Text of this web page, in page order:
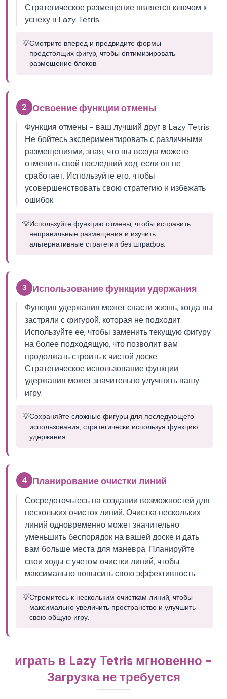
Стратегическое размещение является ключом к
успеху в Lazy Tetris.
💡Смотрите вперед и предвидите формы
предстоящих фигур, чтобы оптимизировать
размещение блоков.
2 Освоение функции отмены
Функция отмены - ваш лучший друг в Lazy Tetris.
Не бойтесь экспериментировать с различными
размещениями, зная, что вы всегда можете
отменить свой последний ход, если он не
сработает. Используйте его, чтобы
усовершенствовать свою стратегию и избежать
ошибок.
💡Используйте функцию отмены, чтобы исправить
неправильные размещения и изучить
альтернативные стратегии без штрафов.
3 Использование функции удержания
Функция удержания может спасти жизнь, когда вы
застряли с фигурой, которая не подходит.
Используйте ее, чтобы заменить текущую фигуру
на более подходящую, что позволит вам
продолжать строить к чистой доске.
Стратегическое использование функции
удержания может значительно улучшить вашу
игру.
💡Сохраняйте сложные фигуры для последующего
использования, стратегически используя функцию
удержания.
4 Планирование очистки линий
Сосредоточьтесь на создании возможностей для
нескольких очисток линий. Очистка нескольких
линий одновременно может значительно
уменьшить беспорядок на вашей доске и дать
вам больше места для маневра. Планируйте
свои ходы с учетом очистки линий, чтобы
максимально повысить свою эффективность.
💡Стремитесь к нескольким очисткам линий, чтобы
максимально увеличить пространство и улучшить
свою общую игру.
играть в Lazy Tetris мгновенно -
Загрузка не требуется